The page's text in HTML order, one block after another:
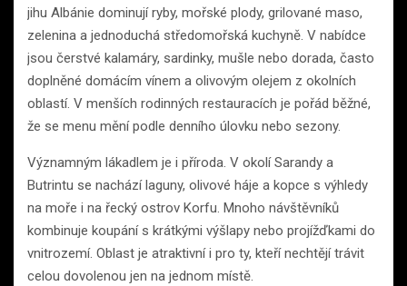
jihu Albánie dominují ryby, mořské plody, grilované maso,
zelenina a jednoduchá středomořská kuchyně. V nabídce
jsou čerstvé kalamáry, sardinky, mušle nebo dorada, často
doplněné domácím vínem a olivovým olejem z okolních
oblastí. V menších rodinných restauracích je pořád běžné,
že se menu mění podle denního úlovku nebo sezony.
Významným lákadlem je i příroda. V okolí Sarandy a
Butrintu se nachází laguny, olivové háje a kopce s výhledy
na moře i na řecký ostrov Korfu. Mnoho návštěvníků
kombinuje koupání s krátkými výšlapy nebo projížďkami do
vnitrozemí. Oblast je atraktivní i pro ty, kteří nechtějí trávit
celou dovolenou jen na jednom místě.